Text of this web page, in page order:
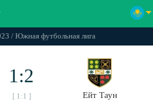
/ Южная футбольная лига
1:2
[ 1:1 ] Ейт Таун